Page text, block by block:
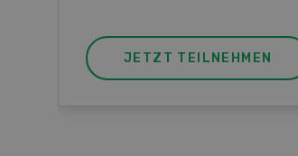
JETZT TEILNEHMEN